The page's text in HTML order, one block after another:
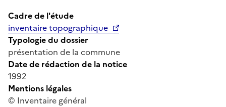
Cadre de l'étude
inventaire topographique
Typologie du dossier
présentation de la commune
Date de rédaction de la notice
1992
Mentions légales
© Inventaire général